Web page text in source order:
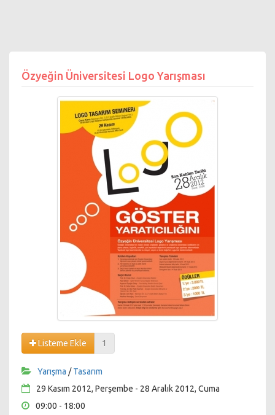
Özyeğin Üniversitesi Logo Yarışması
Listeme Ekle 1
Yarışma /Tasarım
29 Kasım 2012, Perşembe - 28 Aralık 2012, Cuma
09:00 - 18:00